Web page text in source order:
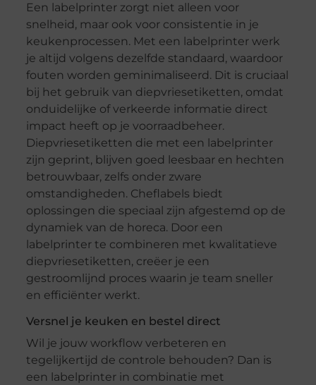
Een labelprinter zorgt niet alleen voor
snelheid, maar ook voor consistentie in je
keukenprocessen. Met een labelprinter werk
je altijd volgens dezelfde standaard, waardoor
fouten worden geminimaliseerd. Dit is cruciaal
bij het gebruik van diepvriesetiketten, omdat
onduidelijke of verkeerde informatie direct
impact heeft op je voorraadbeheer.
Diepvriesetiketten die met een labelprinter
zijn geprint, blijven goed leesbaar en hechten
betrouwbaar, zelfs onder zware
omstandigheden. Cheflabels biedt
oplossingen die speciaal zijn afgestemd op de
dynamiek van de horeca. Door een
labelprinter te combineren met kwalitatieve
diepvriesetiketten, creëer je een
gestroomlijnd proces waarin je team sneller
en efficiënter werkt.
Versnel je keuken en bestel direct
Wil je jouw workflow verbeteren en
tegelijkertijd de controle behouden? Dan is
een labelprinter in combinatie met